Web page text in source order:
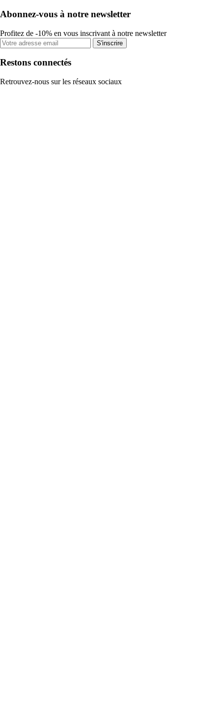
Abonnez-vous à notre newsletter
Profitez de -10% en vous inscrivant à notre newsletter
S'inscrire
Restons connectés
Retrouvez-nous sur les réseaux sociaux